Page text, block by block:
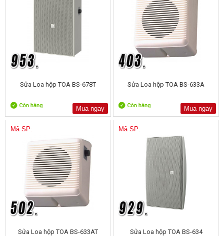
Sửa Loa hộp TOA BS-678T
Mua ngay
Sửa Loa hộp TOA BS-633A
Mua ngay
Mã SP:
Sửa Loa hộp TOA BS-633AT
Mã SP:
Sửa Loa hộp TOA BS-634